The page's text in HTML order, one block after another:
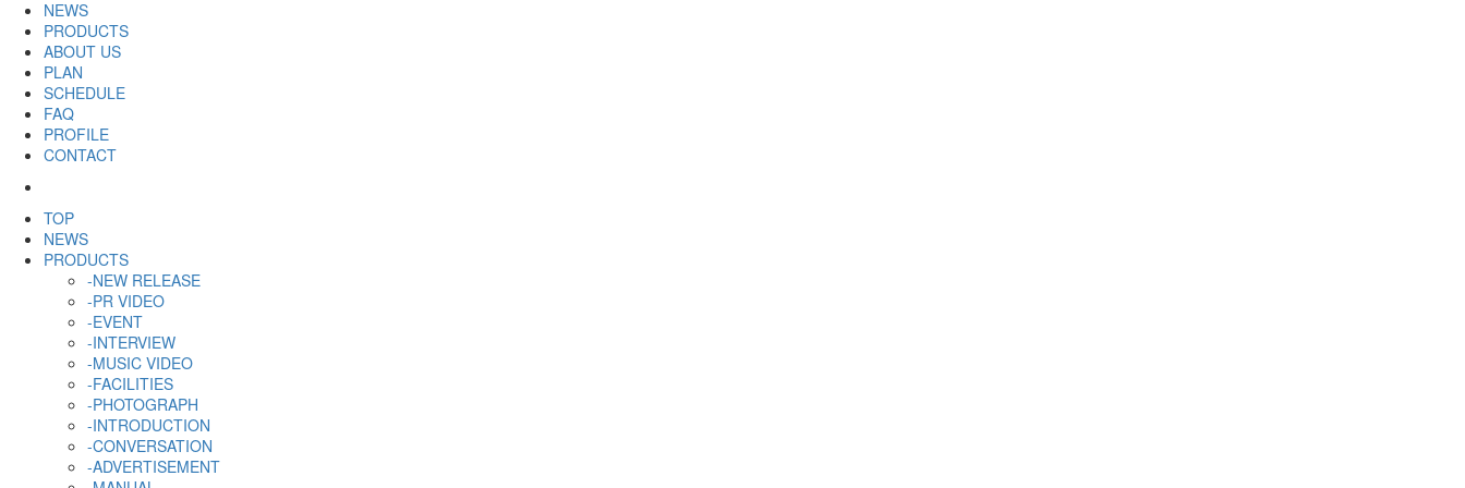
NEWS
PRODUCTS
ABOUT US
PLAN
SCHEDULE
FAQ
PROFILE
CONTACT
TOP
NEWS
PRODUCTS
-NEW RELEASE
-PR VIDEO
-EVENT
-INTERVIEW
-MUSIC VIDEO
-FACILITIES
-PHOTOGRAPH
-INTRODUCTION
-CONVERSATION
-ADVERTISEMENT